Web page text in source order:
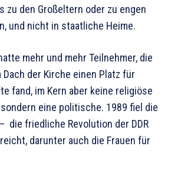
zu den Großeltern oder zu engen
und nicht in staatliche Heime.
mehr und mehr Teilnehmer, die
der Kirche einen Platz für
fand, im Kern aber keine religiöse
eine politische. 1989 fiel die
die friedliche Revolution der DDR
darunter auch die Frauen für